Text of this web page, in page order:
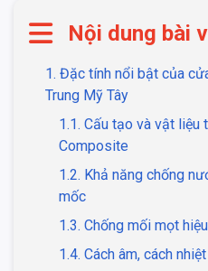
Nội dung bài
1. Đặc tính nổi bật của
Trung Mỹ Tây
1.1. Cấu tạo và vật liệu
Composite
1.2. Khả năng chống
mốc
1.3. Chống mối mọt
1.4. Cách âm, cách